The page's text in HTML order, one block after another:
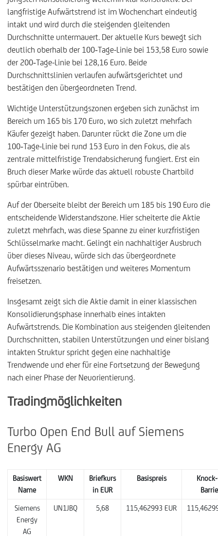
langfristige Aufwärtstrend ist im Wochenchart eindeutig
intakt und wird durch die steigenden gleitenden
Durchschnitte untermauert. Der aktuelle Kurs bewegt sich
deutlich oberhalb der 100‑Tage-Linie bei 153,58 Euro sowie
der 200‑Tage-Linie bei 128,16 Euro. Beide
Durchschnittslinien verlaufen aufwärtsgerichtet und
bestätigen den übergeordneten Trend.
Wichtige Unterstützungszonen ergeben sich zunächst im
Bereich um 165 bis 170 Euro, wo sich zuletzt mehrfach
Käufer gezeigt haben. Darunter rückt die Zone um die
100‑Tage-Linie bei rund 153 Euro in den Fokus, die als
zentrale mittelfristige Trendabsicherung fungiert. Erst ein
Bruch dieser Marke würde das aktuell robuste Chartbild
spürbar eintrüben.
Auf der Oberseite bleibt der Bereich um 185 bis 190 Euro die
entscheidende Widerstandszone. Hier scheiterte die Aktie
zuletzt mehrfach, was diese Spanne zu einer kurzfristigen
Schlüsselmarke macht. Gelingt ein nachhaltiger Ausbruch
über dieses Niveau, würde sich das übergeordnete
Aufwärtsszenario bestätigen und weiteres Momentum
freisetzen.
Insgesamt zeigt sich die Aktie damit in einer klassischen
Konsolidierungsphase innerhalb eines intakten
Aufwärtstrends. Die Kombination aus steigenden gleitenden
Durchschnitten, stabilen Unterstützungen und einer bislang
intakten Struktur spricht gegen eine nachhaltige
Trendwende und eher für eine Fortsetzung der Bewegung
nach einer Phase der Neuorientierung.
Tradingmöglichkeiten
Turbo Open End Bull auf Siemens
Energy AG
Basiswert
Name
WKN
Briefkurs
in EUR
Basispreis
Siemens
Energy
AG
UN1JBQ 5,68 115,462993 EUR